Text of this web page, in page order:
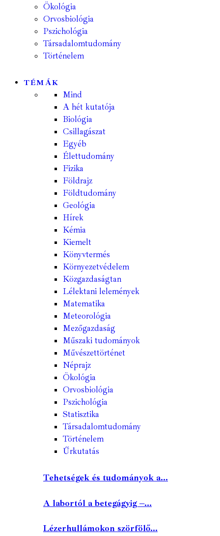
Ökológia
Orvosbiológia
Pszichológia
Társadalomtudomány
Történelem
TÉMÁK
Mind
A hét kutatója
Biológia
Csillagászat
Egyéb
Élettudomány
Fizika
Földrajz
Földtudomány
Geológia
Hírek
Kémia
Kiemelt
Könyvtermés
Környezetvédelem
Közgazdaságtan
Lélektani lelemények
Matematika
Meteorológia
Mezőgazdaság
Műszaki tudományok
Művészettörténet
Néprajz
Ökológia
Orvosbiológia
Pszichológia
Statisztika
Társadalomtudomány
Történelem
Űrkutatás
Tehetségek és tudományok a...
A labortól a betegágyig –...
Lézerhullámokon szörfölő...